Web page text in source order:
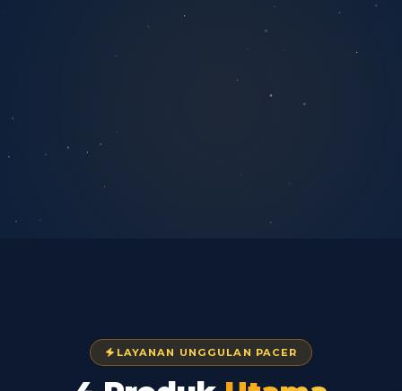
LAYANAN UNGGULAN PACER